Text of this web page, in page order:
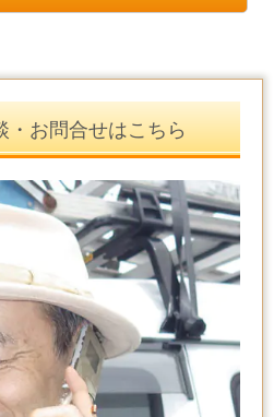
・お問合せはこちら